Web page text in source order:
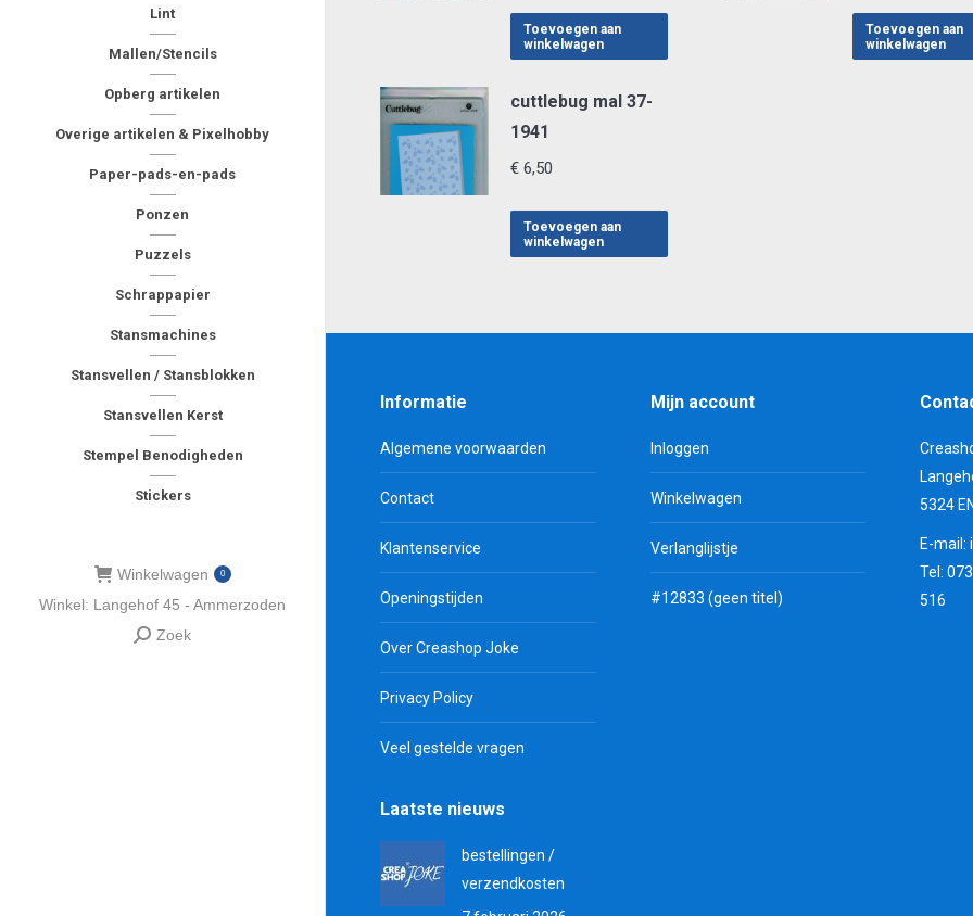
Lint
Mallen/Stencils
Opberg artikelen
Overige artikelen & Pixelhobby
Paper-pads-en-pads
Ponzen
Puzzels
Schrappapier
Stansmachines
Stansvellen / Stansblokken
Stansvellen Kerst
Stempel Benodigheden
Stickers
Winkelwagen 0
Winkel: Langehof 45 - Ammerzoden
Zoeken:
Zoek
Toevoegen aan
winkelwagen
Toevoegen aan
winkelwagen
cuttlebug mal 37-
1941
€ 6,50
Toevoegen aan
winkelwagen
Informatie
Algemene voorwaarden
Contact
Klantenservice
Openingstijden
Over Creashop Joke
Privacy Policy
Veel gestelde vragen
Mijn account
Inloggen
Winkelwagen
Verlanglijstje
#12833 (geen titel)
5324
E-mail:
Tel:
516
Laatste nieuws
bestellingen /
verzendkosten